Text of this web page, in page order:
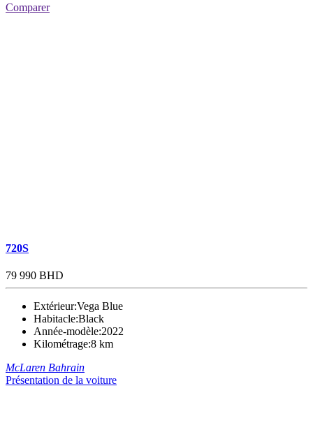
Comparer
720S
79 990 BHD
Extérieur:Vega Blue
Habitacle:Black
Année-modèle:2022
Kilométrage:8 km
McLaren Bahrain
Présentation de la voiture